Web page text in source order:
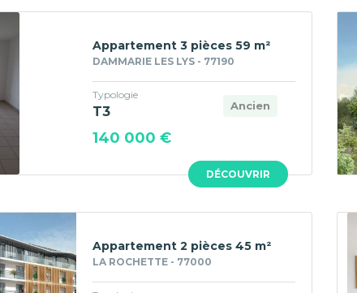
DÉCOUVRIR
Appartement 3 pièces 59 m²
DAMMARIE LES LYS - 77190
Ancien
Typologie
T3
140 000 €
Appartement 2 pièces 45 m²
LA ROCHETTE - 77000